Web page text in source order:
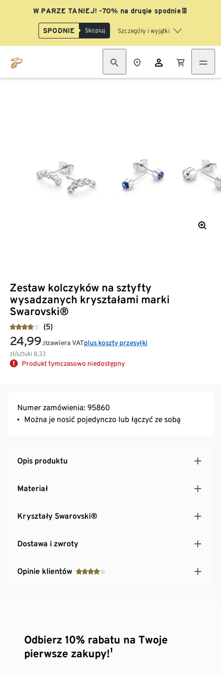
W PARZE TANIEJ! -70% na drugie spodnie👖
SPODNIE Skopiuj Szczegóły i wyjątki
Zestaw kolczyków na sztyfty
wysadzanych kryształami marki
Swarovski®
(5)
24,99 zł
zł/sztuki 8,33
zawiera VATplus koszty przesyłki
Produkt tymczasowo niedostępny
Numer zamówienia: 95860
Można je nosić pojedynczo lub łączyć ze sobą
Opis produktu
Materiał
Kryształy Swarovski®
Dostawa i zwroty
Opinie klientów
Odbierz 10% rabatu na Twoje
pierwsze zakupy!¹